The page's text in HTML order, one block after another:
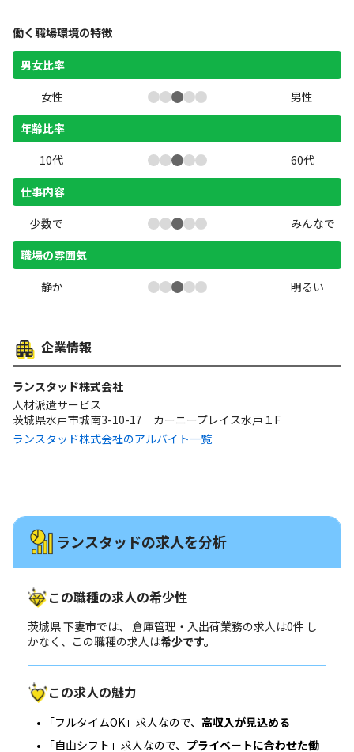
働く職場環境の特徴
男女比率
女性
男性
年齢比率
10代
60代
仕事内容
少数で
みんなで
職場の雰囲気
静か
明るい
企業情報
ランスタッド株式会社
人材派遣サービス
茨城県水戸市城南3-10-17 カーニープレイス水戸１F
ランスタッド株式会社のアルバイト一覧
ランスタッドの求人を分析
この職種の求人の希少性
茨城県 下妻市では、 倉庫管理・入出荷業務の求人は0件 し
かなく、この職種の求人は希少です。
この求人の魅力
「フルタイムOK」求人なので、 高収入が見込める
「自由シフト」求人なので、 プライベートに合わせた働